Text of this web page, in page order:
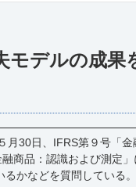
デルの成果
月30日、IFRS第９号「
商品：認識および測定
るかなどを質問している